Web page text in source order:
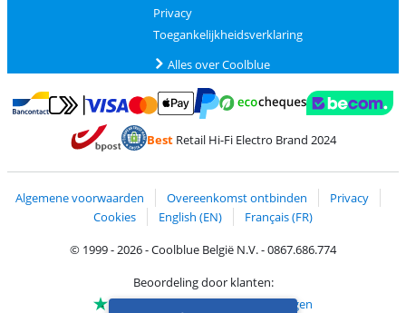
Privacy
Toegankelijkheidsverklaring
Alles over Coolblue
Betalen met Bancontact
Betalen met MasterCard en Visa via ClickToPay
Betalen met PayPal
BestRetail Hi-Fi Electro Brand 2024
Algemene voorwaarden Overeenkomst ontbinden
Privacy
Cookies
English (EN)
Français (FR)
© 1999 - 2026 - Coolblue België N.V. - 0867.686.774
Beoordeling door klanten:
Trustpilot 4/5-75.155 beoordelingen